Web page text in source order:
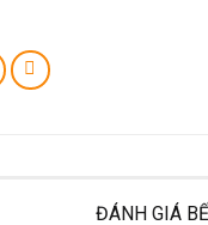
ĐÁNH GIÁ